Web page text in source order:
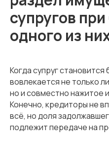
супругов
одного из
Когда супруг
вовлекается не только
но и совместно нажитое
Конечно, кредиторы не
всё, но доля
подлежит передаче на